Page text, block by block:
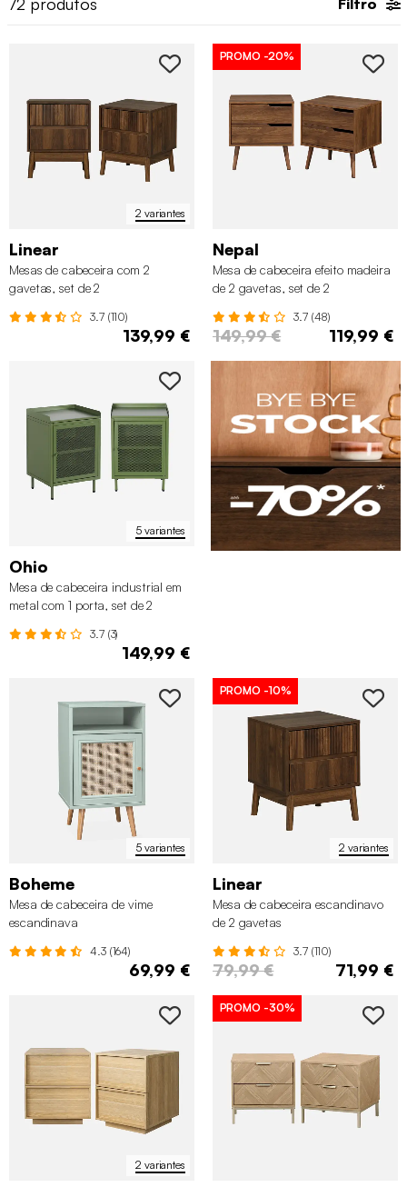
também a nossa gama de
e cómodas.
Filtro
2 variantes
Linear
Mesas de cabeceira com 2
gavetas, set de 2
3.7 (110)
139,99 €
PROMO -20%
Nepal
Mesa de cabeceira efeito madeira
de 2 gavetas, set de 2
3.7 (48)
149,99 € 119,99 €
5 variantes
Ohio
Mesa de cabeceira industrial em
metal com 1 porta, set de 2
3.7 (3)
149,99 €
5 variantes
Boheme
Mesa de cabeceira de vime
escandinava
4.3 (164)
69,99 €
2 variantes
PROMO -10%
Linear
Mesa de cabeceira escandinavo
de 2 gavetas
3.7 (110)
79,99 € 71,99 €
2 variantes
PROMO -30%